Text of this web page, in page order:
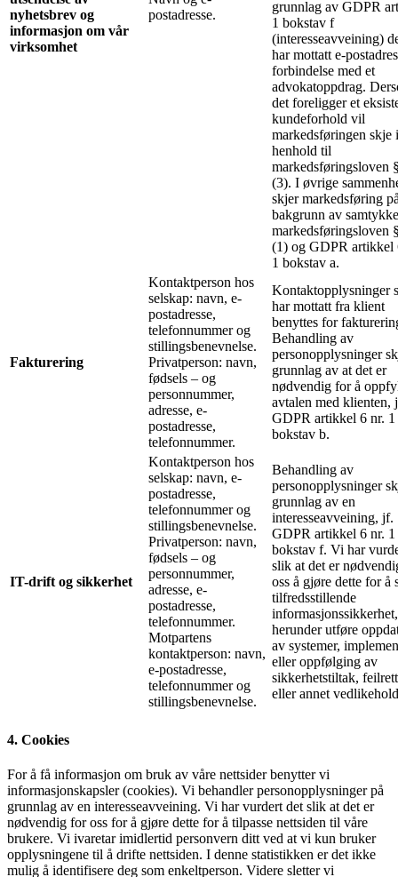
nyhetsbrev og
informasjon om vår
virksomhet
postadresse.
grunnlag av GDPR
1 bokstav f
(interesseavveining)
har mottatt e-
forbindelse med et
advokatoppdrag.
det foreligger et
kundeforhold vil
markedsføringen skje i
henhold til
markedsføringsloven
(3). I øvrige
skjer markedsføring
bakgrunn av
markedsføringsloven
(1) og GDPR artikkel
1 bokstav a.
Fakturering
Kontaktperson hos
selskap: navn, e-
postadresse,
telefonnummer og
stillingsbenevnelse.
Privatperson: navn,
fødsels – og
personnummer,
adresse, e-
postadresse,
telefonnummer.
Kontaktopplysninger
har mottatt fra klient
benyttes for
Behandling av
personopplysninger
grunnlag av at det er
nødvendig for å
avtalen med klienten,
GDPR artikkel 6 nr. 1
bokstav b.
IT-drift og sikkerhet
Kontaktperson hos
selskap: navn, e-
postadresse,
telefonnummer og
stillingsbenevnelse.
Privatperson: navn,
fødsels – og
personnummer,
adresse, e-
postadresse,
telefonnummer.
Motpartens
kontaktperson: navn,
e-postadresse,
telefonnummer og
stillingsbenevnelse.
Behandling av
personopplysninger
grunnlag av en
interesseavveining, jf.
GDPR artikkel 6 nr. 1
bokstav f. Vi har
slik at det er
oss å gjøre dette for å
tilfredsstillende
informasjonssikkerhet,
herunder utføre
av systemer,
eller oppfølging av
sikkerhetstiltak,
eller annet
4. Cookies
For å få informasjon om bruk av våre nettsider benytter vi
informasjonskapsler (cookies). Vi behandler personopplysninger på
grunnlag av en interesseavveining. Vi har vurdert det slik at det er
nødvendig for oss for å gjøre dette for å tilpasse nettsiden til våre
brukere. Vi ivaretar imidlertid personvern ditt ved at vi kun bruker
opplysningene til å drifte nettsiden. I denne statistikken er det ikke
mulig å identifisere deg som enkeltperson. Videre sletter vi